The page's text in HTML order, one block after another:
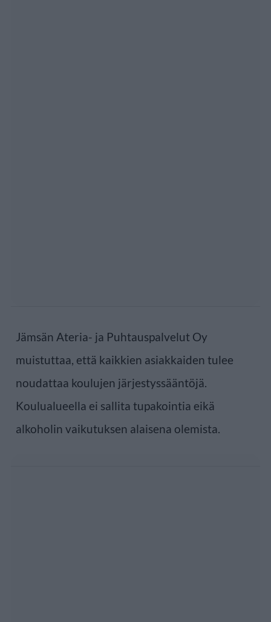
Jämsän Ateria- ja Puhtauspalvelut Oy
muistuttaa, että kaikkien asiakkaiden tulee
noudattaa koulujen järjestyssääntöjä.
Koulualueella ei sallita tupakointia eikä
alkoholin vaikutuksen alaisena olemista.